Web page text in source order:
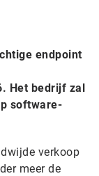
endpoint
Het bedrijf zal
software-
verkoop
meer de